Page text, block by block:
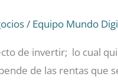
/ Equipo Mundo
de invertir; lo cual
de las rentas que